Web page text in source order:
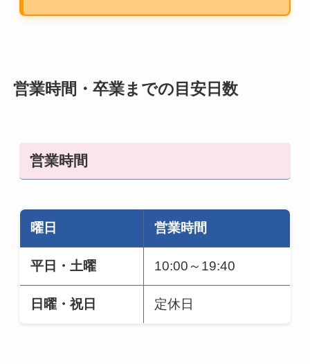
営業時間・卒業までの目安日数
営業時間
曜日 営業時間
平日・土曜 10:00～19:40
日曜・祝日 定休日